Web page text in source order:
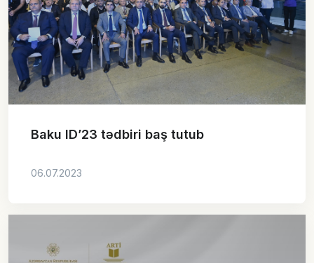
Baku ID’23 tədbiri baş tutub
06.07.2023